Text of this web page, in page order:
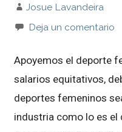
Josue Lavandeira
Deja un comentario
Apoyemos el deporte
salarios equitativos,
deportes femeninos
industria como lo es el